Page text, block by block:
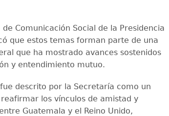
Comunicación Social de la Presidencia
que estos temas forman parte de una
que ha mostrado avances sostenidos
y entendimiento mutuo.
descrito por la Secretaría como un
los vínculos de amistad y
Guatemala y el Reino Unido,